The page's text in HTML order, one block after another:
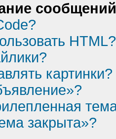
HTML?
картинки?
закрыта»?